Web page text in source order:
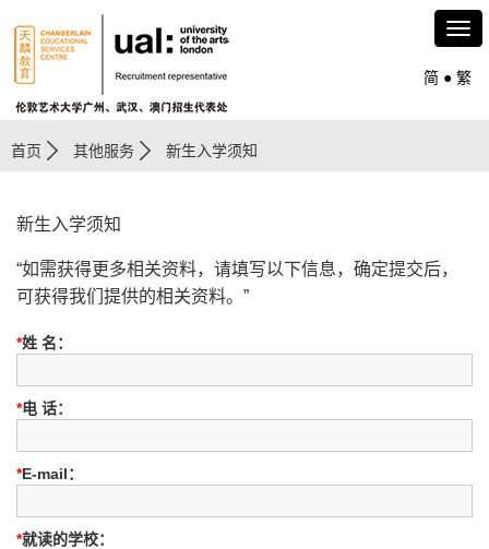
简 ● 繁
首页 其他服务 新生入学须知
新生入学须知
“如需获得更多相关资料，请填写以下信息，确定提交后，
可获得我们提供的相关资料。”
*姓 名：
*电 话：
*E-mail：
*就读的学校：